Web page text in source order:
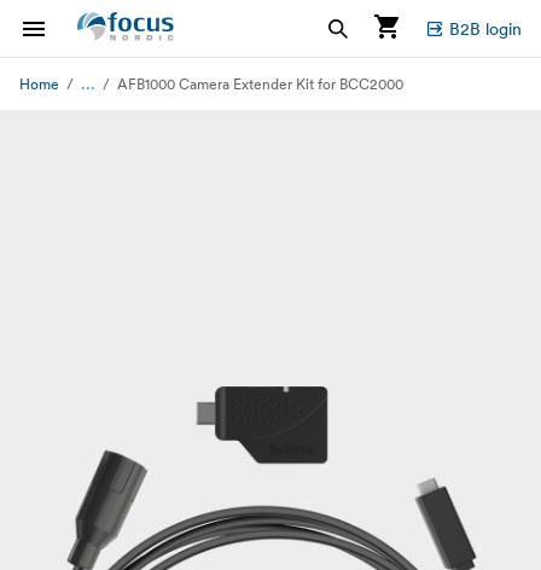
B2B login
Home ... AFB1000 Camera Extender Kit for BCC2000